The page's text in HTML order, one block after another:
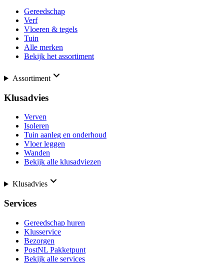
Gereedschap
Verf
Vloeren & tegels
Tuin
Alle merken
Bekijk het assortiment
Assortiment
Klusadvies
Verven
Isoleren
Tuin aanleg en onderhoud
Vloer leggen
Wanden
Bekijk alle klusadviezen
Klusadvies
Services
Gereedschap huren
Klusservice
Bezorgen
PostNL Pakketpunt
Bekijk alle services